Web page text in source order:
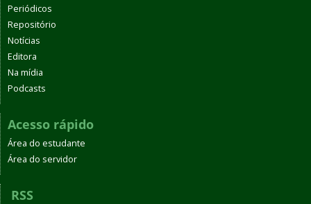
Periódicos
Repositório
Notícias
Editora
Na mídia
Podcasts
Acesso rápido
Área do estudante
Área do servidor
RSS